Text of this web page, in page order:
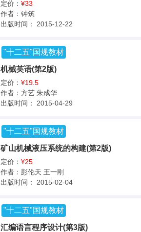
定价： ¥33
作者： 钟筑
出版时间：
2015-12-22
"十二五"国规教材
机械英语(第2版)
定价： ¥19.5
作者： 方艺 朱成华
出版时间：
2015-04-29
"十二五"国规教材
矿山机械液压系统的构建(第2版)
定价： ¥25
作者： 彭伦天 王一刚
出版时间：
2015-02-04
"十二五"国规教材
汇编语言程序设计(第3版)